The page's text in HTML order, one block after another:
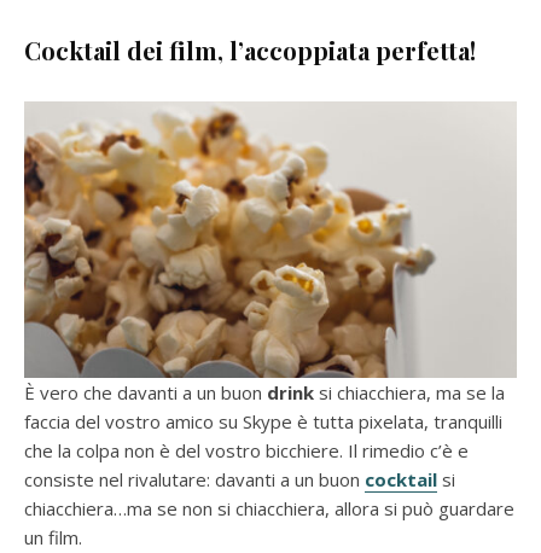
Cocktail dei film, l’accoppiata perfetta!
È vero che davanti a un buon drink si chiacchiera, ma se la
faccia del vostro amico su Skype è tutta pixelata, tranquilli
che la colpa non è del vostro bicchiere. Il rimedio c’è e
consiste nel rivalutare: davanti a un buon cocktail si
chiacchiera…ma se non si chiacchiera, allora si può guardare
un film.